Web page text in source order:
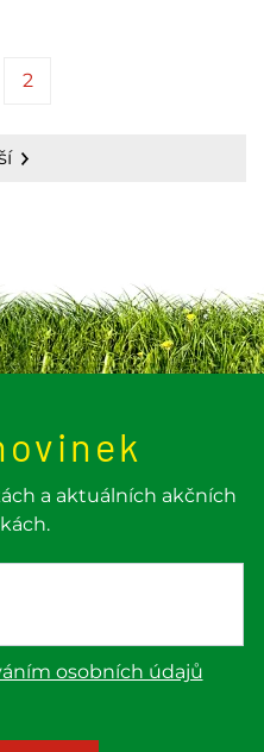
2
a aktuálních akčních
osobních údajů